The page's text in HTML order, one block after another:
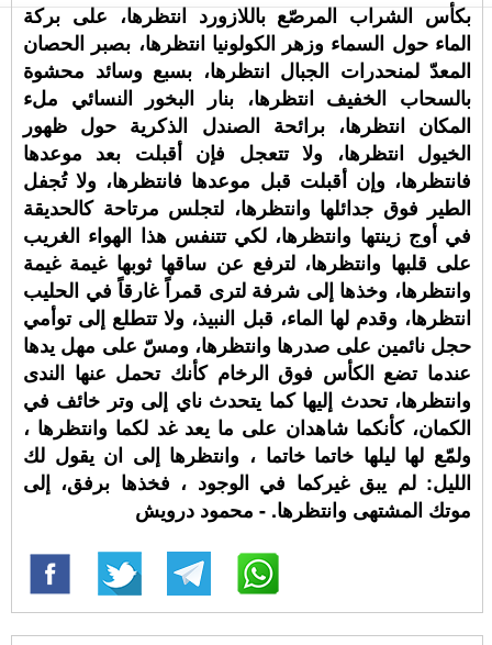
بكأس الشراب المرصّع باللازورد انتظرها، على بركة
الماء حول السماء وزهر الكولونيا انتظرها، بصبر الحصان
المعدّ لمنحدرات الجبال انتظرها، بسبع وسائد محشوة
بالسحاب الخفيف انتظرها، بنار البخور النسائي ملء
المكان انتظرها، برائحة الصندل الذكرية حول ظهور
الخيول انتظرها، ولا تتعجل فإن أقبلت بعد موعدها
فانتظرها، وإن أقبلت قبل موعدها فانتظرها، ولا تُجفل
الطير فوق جدائلها وانتظرها، لتجلس مرتاحة كالحديقة
في أوج زينتها وانتظرها، لكي تتنفس هذا الهواء الغريب
على قلبها وانتظرها، لترفع عن ساقها ثوبها غيمة غيمة
وانتظرها، وخذها إلى شرفة لترى قمراً غارقاً في الحليب
انتظرها، وقدم لها الماء، قبل النبيذ، ولا تتطلع إلى توأمي
حجل نائمين على صدرها وانتظرها، ومسّ على مهل يدها
عندما تضع الكأس فوق الرخام كأنك تحمل عنها الندى
وانتظرها، تحدث إليها كما يتحدث ناي إلى وتر خائف في
الكمان، كأنكما شاهدان على ما يعد غد لكما وانتظرها ،
ولمّع لها ليلها خاتما خاتما ، وانتظرها إلى ان يقول لك
الليل: لم يبق غيركما في الوجود ، فخذها برفق، إلى
موتك المشتهى وانتظرها. - محمود درويش